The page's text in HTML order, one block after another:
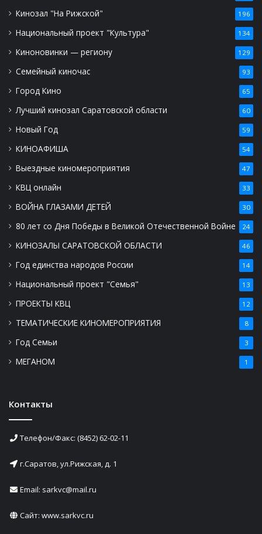
Кинозал "На Рижской" 196
Национальный проект "Культура" 134
Киноновинки — региону 129
Семейный киночас 93
Город Кино 65
Лучший кинозал Саратовской области 60
Новый Год 59
КИНОАФИША 54
Выездные киномероприятия 47
КВЦ онлайн 33
ВОЙНА ГЛАЗАМИ ДЕТЕЙ 30
80 лет со Дня Победы в Великой Отечественной Войне 24
КИНОЗАЛЫ САРАТОВСКОЙ ОБЛАСТИ 46
Год единства народов России 14
Национальный проект "Семья" 13
ПРОЕКТЫ КВЦ 12
ТЕМАТИЧЕСКИЕ КИНОМЕРОПРИЯТИЯ 8
Год Семьи 3
МЕГАНОМ 1
Контакты
Телефон/Факс: (8452) 62-02-11
г.Саратов, ул.Рижская, д. 1
Email: sarkvc@mail.ru
Сайт: www.sarkvc.ru